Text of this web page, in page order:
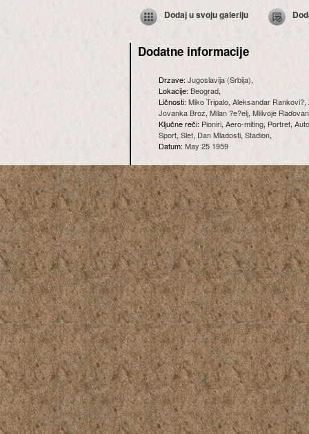
Dodaj u svoju galeriju
Dodatne informacije
Drzave: Jugoslavija (Srbija),
Lokacije:Beograd,
Ličnosti:Miko Tripalo, Aleksandar Rankovi?,
Jovanka Broz, Milan ?e?elj, Milivoje
Ključne reči: Pioniri, Aero-miting, Portret,
Sport, Slet, Dan Mladosti, Stadion,
Datum: May 25 1959